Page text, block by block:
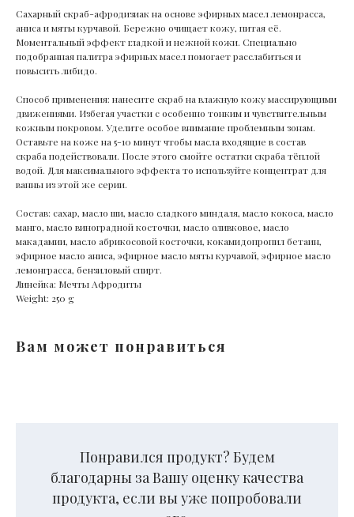
Сахарный скраб-афродизиак на основе эфирных масел лемонрасса,
аниса и мяты курчавой. Бережно очищает кожу, питая её.
Моментальный эффект гладкой и нежной кожи. Специально
подобранная палитра эфирных масел помогает расслабиться и
повысить либидо.
Способ применения: нанесите скраб на влажную кожу массирующими
движениями. Избегая участки с особенно тонким и чувствительным
кожным покровом. Уделите особое внимание проблемным зонам.
Оставьте на коже на 5-10 минут чтобы масла входящие в состав
скраба подействовали. После этого смойте остатки скраба тёплой
водой. Для максимального эффекта то используйте концентрат для
ванны из этой же серии.
Состав: сахар, масло ши, масло сладкого миндаля, масло кокоса, масло
манго, масло виноградной косточки, масло оливковое, масло
макадамии, масло абрикосовой косточки, кокамидопропил бетаин,
эфирное масло аниса, эфирное масло мяты курчавой, эфирное масло
лемонграсса, бензиловый спирт.
Линейка: Мечты Афродиты
Weight: 250 g
Вам может понравиться
Понравился продукт? Будем
благодарны за Вашу оценку качества
продукта, если вы уже попробовали